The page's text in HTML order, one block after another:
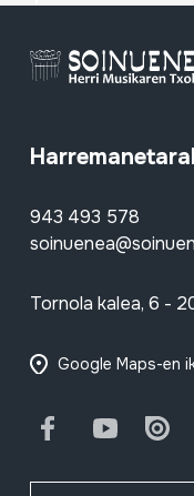
943 493 578
Tornola kalea, 6 -
Google Maps-en
FacebookYoutube